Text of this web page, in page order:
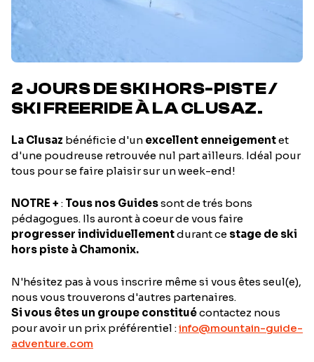
2 JOURS DE SKI HORS-PISTE /
SKI FREERIDE À LA CLUSAZ.
La Clusaz bénéficie d'un excellent enneigementet
d'une poudreuse retrouvée nul part ailleurs. Idéal pour
tous pour se faire plaisir sur un week-end!
NOTRE + : Tous nos Guidessont de trés bons
pédagogues. Ils auront à coeur de vous faire
progresser individuellementdurant ce stage de ski
hors piste à Chamonix.
N'hésitez pas à vous inscrire même si vous êtes seul(e),
nous vous trouverons d'autres partenaires.
Si vous êtes un groupe constituécontactez nous
pour avoir un prix préférentiel :info@mountain-guide-
adventure.com